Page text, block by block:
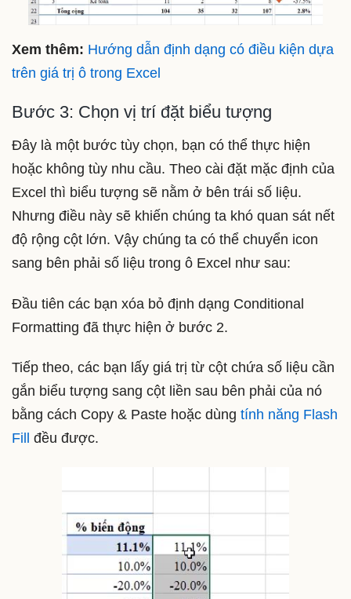
Xem thêm: Hướng dẫn định dạng có điều kiện dựa
trên giá trị ô trong Excel
Bước 3: Chọn vị trí đặt biểu tượng
Đây là một bước tùy chọn, bạn có thể thực hiện
hoặc không tùy nhu cầu. Theo cài đặt mặc định của
Excel thì biểu tượng sẽ nằm ở bên trái số liệu.
Nhưng điều này sẽ khiến chúng ta khó quan sát nết
độ rộng cột lớn. Vậy chúng ta có thể chuyển icon
sang bên phải số liệu trong ô Excel như sau:
Đầu tiên các bạn xóa bỏ định dạng Conditional
Formatting đã thực hiện ở bước 2.
Tiếp theo, các bạn lấy giá trị từ cột chứa số liệu cần
gắn biểu tượng sang cột liền sau bên phải của nó
bằng cách Copy & Paste hoặc dùng tính năng Flash
Fill
đều được.